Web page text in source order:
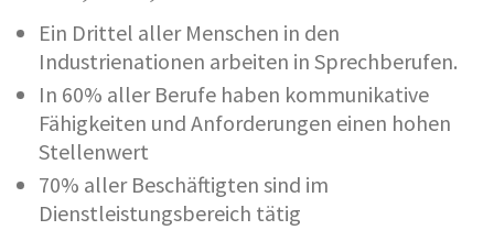
Ein Drittel aller Menschen in den
Industrienationen arbeiten in Sprechberufen.
In 60% aller Berufe haben kommunikative
Fähigkeiten und Anforderungen einen hohen
Stellenwert
70% aller Beschäftigten sind im
Dienstleistungsbereich tätig